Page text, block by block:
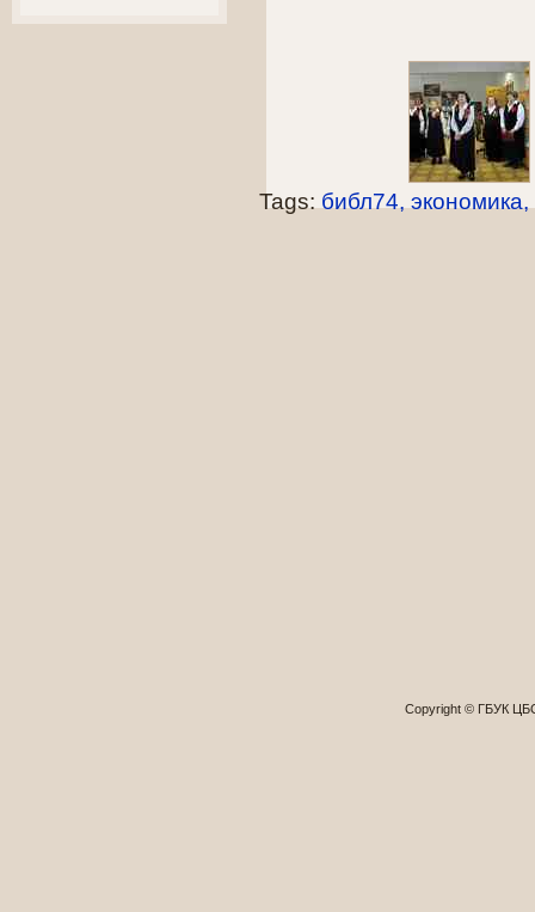
Tags: библ74 экономика
Copyright © ГБУК